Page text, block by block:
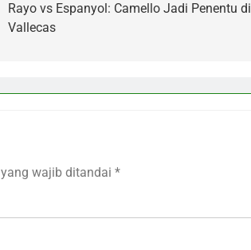
Rayo vs Espanyol: Camello Jadi Penentu di
Vallecas
wajib ditandai *